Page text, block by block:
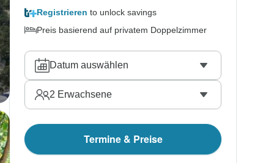
Registrieren to unlock savings
Preis basierend auf privatem Doppelzimmer
Datum auswählen
2 Erwachsene
Termine & Preise